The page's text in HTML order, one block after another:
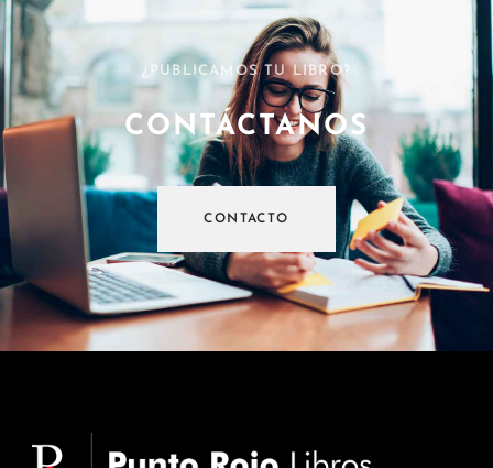
¿PUBLICAMOS TU LIBRO?
CONTÁCTANOS
CONTACTO